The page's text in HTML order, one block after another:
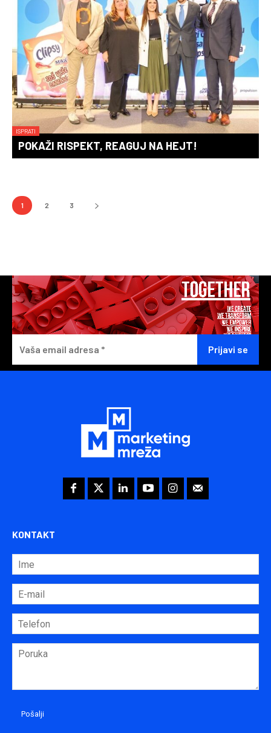
ISPRATI
POKAŽI RISPEKT, REAGUJ NA HEJT!
1 2 3
KONTAKT